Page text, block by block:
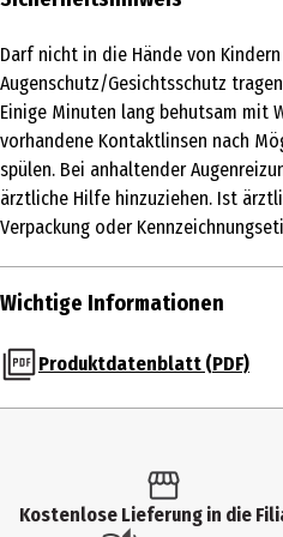
nichtionische Tenside,
Eigenschaften
Ohne Farbstoffe|Ohne
Lagerhinweis
Kühl und trocken lagern.
Anwendungshinweis
1 Tab pro Spülgang verwenden.
Strom und Wasser sparen Bei
Darf nicht in die Hände von
Augenschutz/Gesichtsschutz tragen.
Einige Minuten lang behutsam mit
vorhandene Kontaktlinsen nach
spülen. Bei anhaltender
ärztliche Hilfe hinzuziehen. Ist
Verpackung oder
Wichtige Informationen
Produktdatenblatt (PDF)
Kostenlose Lieferung in die